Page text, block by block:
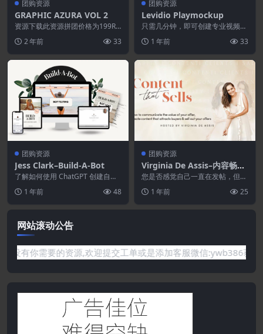
团购资源
GRAPHIC AZURA VOL 2
资源下载此资源拼团价格为199R
人，还需3人)...
2 年前 33
团购资源
Levidio Playmockup
只需几分钟，即可创建专业视频、
籍和杂志布局以及动...
1 年前 33
团购资源
Jess Clark–Build-A-Bot
了解如何使用 ChatGPT 创建自定
间、提高工...
1 年前 48
团购资源
Virginia De Assis–内容畅销
5.0
您是否感觉自己一直在发帖，但销
了创建卷轴、轮播、故...
1 年前 25
网站滚动公告
要的资源,欢迎提交工单或是添加客服微信:ywb386获取帮助！